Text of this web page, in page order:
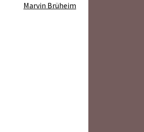
Marvin Brüheim